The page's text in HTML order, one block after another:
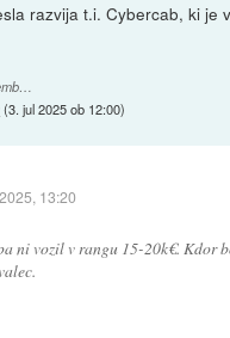
razvija t.i. Cybercab, ki je
(3. jul 2025 ob 12:00)
13:20
ni vozil v rangu 15-20k€. Kdor